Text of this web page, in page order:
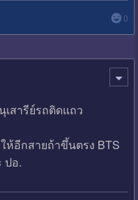
0
สารีย์รถติดแถว
ห้อีกสายถ้าขึ้นตรง BTS
ปอ.